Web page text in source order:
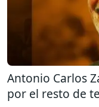
Antonio Carlos
por el resto de